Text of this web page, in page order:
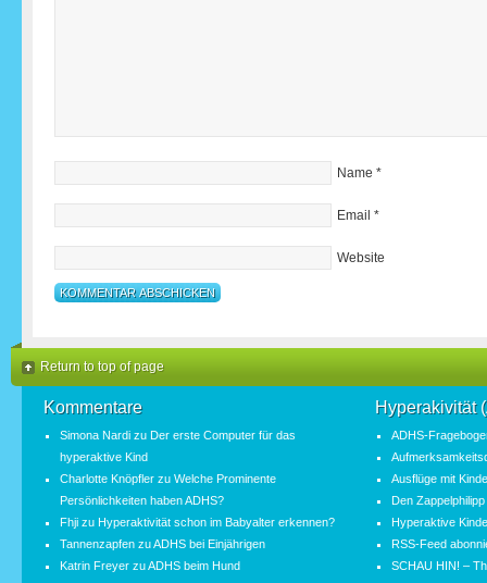
Name *
Email *
Website
Return to top of page
Kommentare
Simona Nardi zu Der erste Computer für das
hyperaktive Kind
Charlotte Knöpfler zu Welche Prominente
Persönlichkeiten haben ADHS?
Fhji zu Hyperaktivität schon im Babyalter erkennen?
Tannenzapfen zuADHS bei Einjährigen
Katrin Freyer zuADHS beim Hund
Hyperakivität
ADHS-
Ausflüge mit
Den
Hyperaktive
RSS-Feed
SCHAU HIN! –